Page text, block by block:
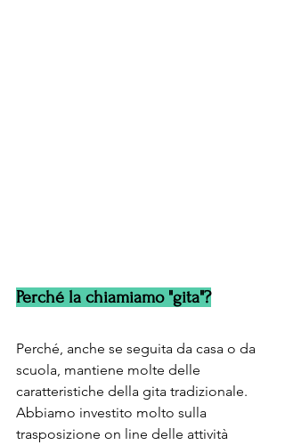
Perché la chiamiamo "gita"?
Perché, anche se seguita da casa o da
scuola, mantiene molte delle
caratteristiche della gita tradizionale.
Abbiamo investito molto sulla
trasposizione on line delle attività